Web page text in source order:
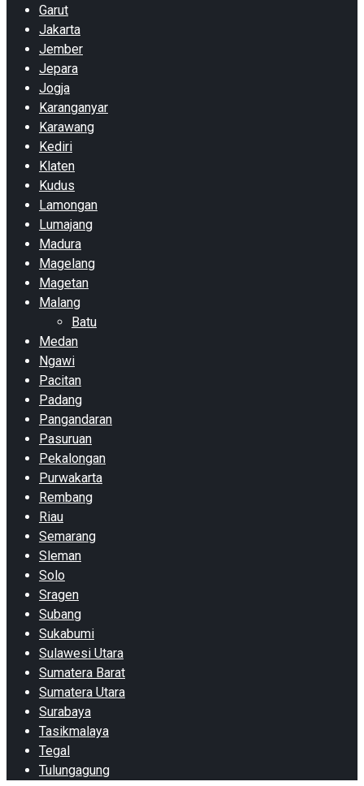
Garut
Jakarta
Jember
Jepara
Jogja
Karanganyar
Karawang
Kediri
Klaten
Kudus
Lamongan
Lumajang
Madura
Magelang
Magetan
Malang
Batu
Medan
Ngawi
Pacitan
Padang
Pangandaran
Pasuruan
Pekalongan
Purwakarta
Rembang
Riau
Semarang
Sleman
Solo
Sragen
Subang
Sukabumi
Sulawesi Utara
Sumatera Barat
Sumatera Utara
Surabaya
Tasikmalaya
Tegal
Tulungagung